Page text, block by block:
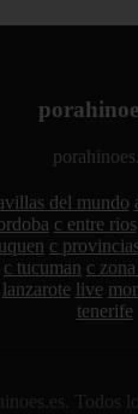
del mundo
c entre rios
c
c tucuman c
lanzarote live
tenerife
Todos